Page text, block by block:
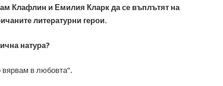
Клафлин и Емилия Кларк да се въплътят на
литературни герои.
натура?
вярвам в любовта“.